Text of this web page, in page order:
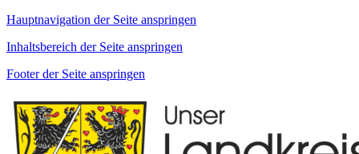
Hauptnavigation der Seite anspringen
Inhaltsbereich der Seite anspringen
Footer der Seite anspringen